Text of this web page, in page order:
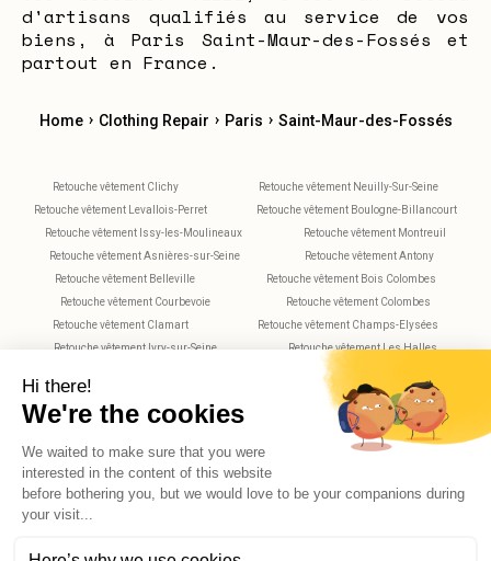
d'artisans qualifiés au service de vos
biens, à Paris Saint-Maur-des-Fossés et
partout en France.
Home › Clothing Repair › Paris › Saint-Maur-des-Fossés
Retouche vêtement Clichy
Retouche vêtement Neuilly-Sur-Seine
Retouche vêtement Levallois-Perret
Retouche vêtement Boulogne-Billancourt
Retouche vêtement Issy-les-Moulineaux
Retouche vêtement Montreuil
Retouche vêtement Asnières-sur-Seine
Retouche vêtement Antony
Retouche vêtement Belleville
Retouche vêtement Bois Colombes
Retouche vêtement Courbevoie
Retouche vêtement Colombes
Retouche vêtement Clamart
Retouche vêtement Champs-Elysées
Retouche vêtement Ivry-sur-Seine
Retouche vêtement Les Halles
Retouche vêtement Montparnasse
Retouche vêtement Nanterre
Retouche vêtement Plaisance
Retouche vêtement Rueil-Malmaison
Retouche vêtement Rochechouart
Retouche vêtement Villejuif
Retouche vêtement Versailles
Hello, do you have any questions?